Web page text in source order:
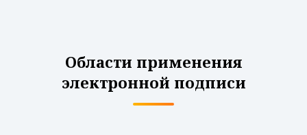
Области применения
электронной подписи